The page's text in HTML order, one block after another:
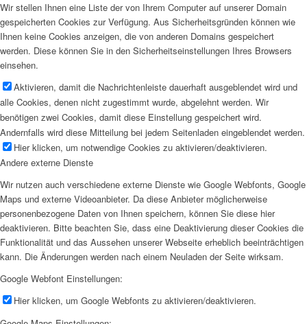
Wir stellen Ihnen eine Liste der von Ihrem Computer auf unserer Domain
gespeicherten Cookies zur Verfügung. Aus Sicherheitsgründen können wie
Ihnen keine Cookies anzeigen, die von anderen Domains gespeichert
werden. Diese können Sie in den Sicherheitseinstellungen Ihres Browsers
einsehen.
Aktivieren, damit die Nachrichtenleiste dauerhaft ausgeblendet wird und
alle Cookies, denen nicht zugestimmt wurde, abgelehnt werden. Wir
benötigen zwei Cookies, damit diese Einstellung gespeichert wird.
Andernfalls wird diese Mitteilung bei jedem Seitenladen eingeblendet werden.
Hier klicken, um notwendige Cookies zu aktivieren/deaktivieren.
Andere externe Dienste
Wir nutzen auch verschiedene externe Dienste wie Google Webfonts, Google
Maps und externe Videoanbieter. Da diese Anbieter möglicherweise
personenbezogene Daten von Ihnen speichern, können Sie diese hier
deaktivieren. Bitte beachten Sie, dass eine Deaktivierung dieser Cookies die
Funktionalität und das Aussehen unserer Webseite erheblich beeinträchtigen
kann. Die Änderungen werden nach einem Neuladen der Seite wirksam.
Google Webfont Einstellungen:
Hier klicken, um Google Webfonts zu aktivieren/deaktivieren.